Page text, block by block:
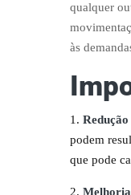
qualquer
às
podem
que pode